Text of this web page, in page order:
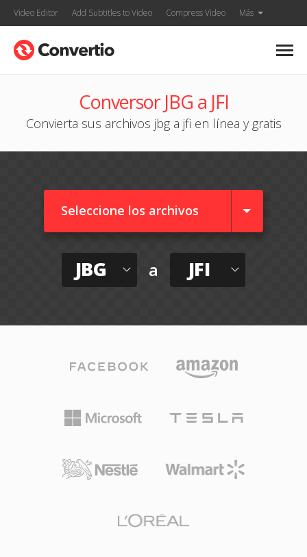
Video Editor Add Subtitles to Video Compress Video Más
Conversor JBG a JFI
Convierta sus archivos jbg a jfi en línea y gratis
Seleccione los archivos
JBG a JFI